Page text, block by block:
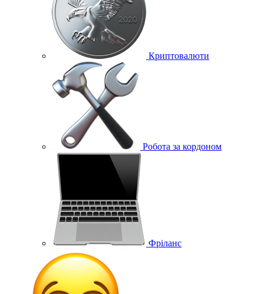
Криптовалюти
Робота за кордоном
Фріланс